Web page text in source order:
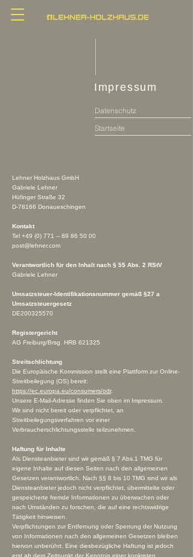
Impressum
Datenschutz
Startseite
Lehner Holzhaus GmbH
Gabriele Lehner
Hüfinger Straße 32
D-78166 Donaueschingen
Kontakt
Tel +49 (0) 771 – 89 86 50 00
post@lehner.com
Verantwortlich für den Inhalt nach § 55 Abs. 2 RStV
Gabriele Lehner
Umsatzsteuer-Identifikationsnummer gemäß §27 a
Umsatzsteuergesetz
DE200325570
Registergericht
AG Freiburg/Brsg. HRB 621325
Streitschlichtung
Die Europäische Kommission stellt eine Plattform zur Online-
Streitbeilegung (OS) bereit:
https://ec.europa.eu/consumers/odr.
Unsere E-Mail-Adresse finden Sie oben im Impressum.
Wir sind nicht bereit oder verpflichtet, an
Streitbeilegungsverfahren vor einer
Verbraucherschlichtungsstelle teilzunehmen.
Haftung für Inhalte
Als Diensteanbieter sind wir gemäß § 7 Abs.1 TMG für
eigene Inhalte auf diesen Seiten nach den allgemeinen
Gesetzen verantwortlich. Nach §§ 8 bis 10 TMG sind wir als
Diensteanbieter jedoch nicht verpflichtet, übermittelte oder
gespeicherte fremde Informationen zu überwachen oder
nach Umständen zu forschen, die auf eine rechtswidrige
Tätigkeit hinweisen.
Verpflichtungen zur Entfernung oder Sperrung der Nutzung
von Informationen nach den allgemeinen Gesetzen bleiben
hiervon unberührt. Eine diesbezügliche Haftung ist jedoch
erst ab dem Zeitpunkt der Kenntnis einer konkreten